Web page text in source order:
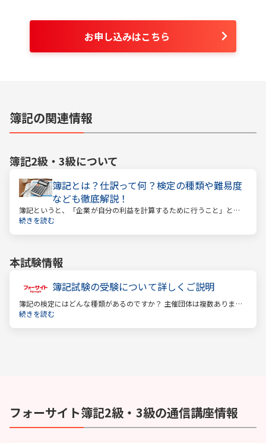
お申し込みはこちら
簿記の関連情報
簿記2級・3級について
簿記とは？仕訳って何？検定の種類や難易度
なども徹底解説！
簿記というと、「企業が自分の利益を計算するために行うこと」とい
うイメージがあるかもしれません。しかし、それはほんの一側面に過
続きを読む
本試験情報
簿記試験の受験について詳しくご説明
簿記の検定にはどんな種類があるのですか？ 主催団体は複数ありま
す。 もっとも評価の高い「日商検定」をお薦めします。
続きを読む
フォーサイト簿記2級・3級の通信講座情報